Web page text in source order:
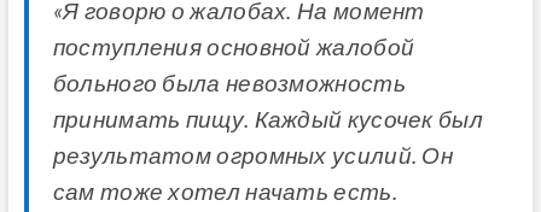
«Я говорю о жалобах. На момент
поступления основной жалобой
больного была невозможность
принимать пищу. Каждый кусочек был
результатом огромных усилий. Он
сам тоже хотел начать есть.